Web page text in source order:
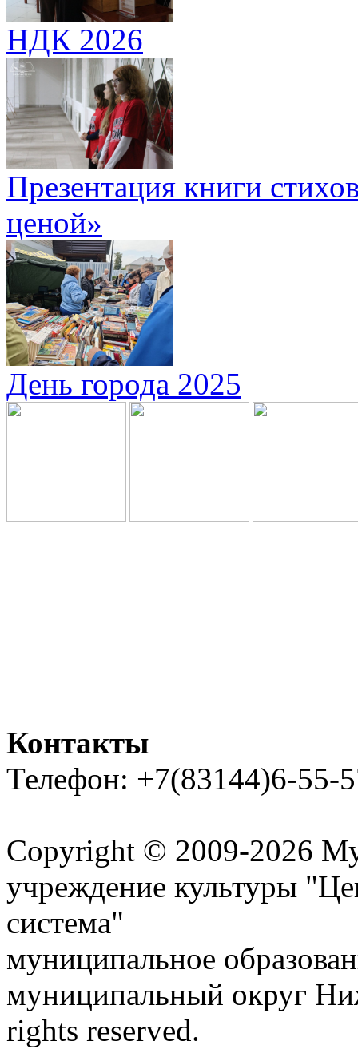
НДК 2026
Презентация книги
ценой»
День города 2025
Контакты
Телефон: +7(83144)6-55-
Copyright © 2009-2026
учреждение культуры
система"
муниципальное
муниципальный округ
rights reserved.